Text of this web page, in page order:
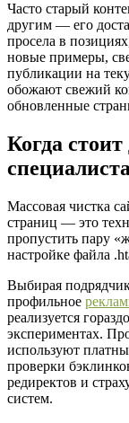
Часто старый
другим — его
просела в
новые примеры,
публикации на
обожают свежий
обновленные
Когда
Массовая чистка
страниц — это
пропустить пару
настройке файла
Выбирая
профильное
реализуется
экспериментах.
используют
проверки
редиректов и
систем.